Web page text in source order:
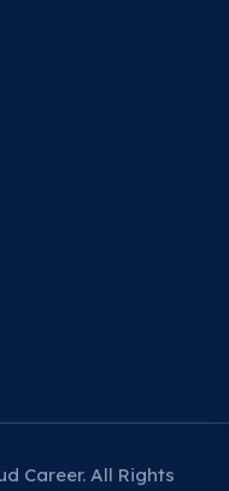
Career. All Rights